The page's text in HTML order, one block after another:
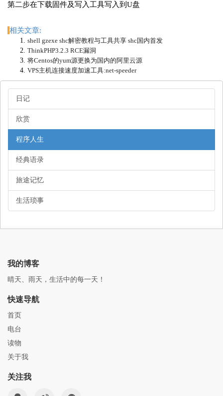
第二步在下载固件及写入工具写入到U盘
相关文章:
shell gzexe shc解密教程与工具共享 shc国内首发
ThinkPHP3.2.3 RCE漏洞
将Centos的yum源更换为国内的阿里云源
VPS主机连接速度加速工具:net-speeder
日记
欣赏
程序人生
经典语录
旅途记忆
生活琐事
我的博客
晴天、雨天，生活中的每一天！
快速导航
首页
电台
读物
关于我
关注我